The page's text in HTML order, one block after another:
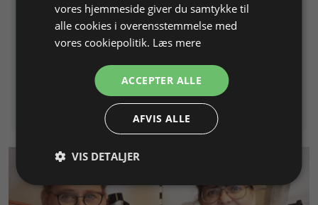
Varenr. 233305 På lager
Læg i kurv
I alt 4 stk.
Varenr. 233999
103,12 DKK
vores hjemmeside giver du samtykke til
alle cookies i overensstemmelse med
vores cookiepolitik. Læs mere
ACCEPTER ALLE
AFVIS ALLE
VIS DETALJER